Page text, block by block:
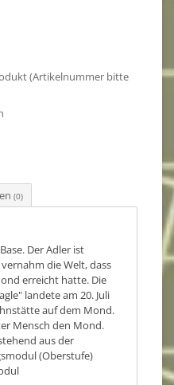
(Artikelnummer bitte
(0)
Der Adler ist
die Welt, dass
erreicht hatte. Die
landete am 20. Juli
auf dem Mond.
Mensch den Mond.
aus der
(Oberstufe)